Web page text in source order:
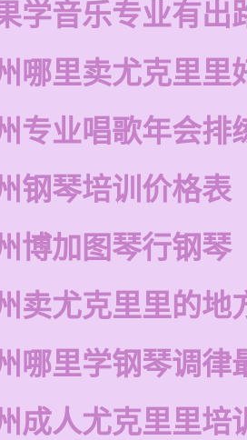
学音乐专业有出
哪里卖尤克里里
专业唱歌年会排
钢琴培训价格表
博加图琴行钢琴
卖尤克里里的地
哪里学钢琴调律
成人尤克里里培